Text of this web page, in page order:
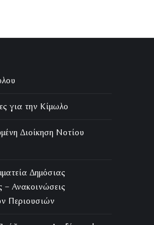
για την Κίμωλο
Διοίκηση Νοτίου
Δημόσιας
– Ανακοινώσεις
Περιουσιών